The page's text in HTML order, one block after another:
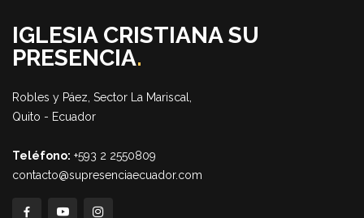
IGLESIA CRISTIANA SU
PRESENCIA.
Robles y Páez, Sector La Mariscal,
Quito - Ecuador
Teléfono: +593 2 2550809
contacto@supresenciaecuador.com